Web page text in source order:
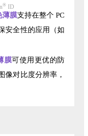
® ID
薄膜支持在整个 PC
安全性的应用（如
膜可使用更优的防
像对比度分辨率，